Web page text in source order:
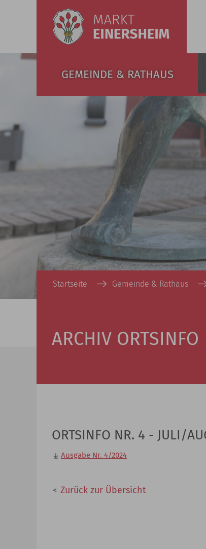
GEMEINDE & RATHAUS
Startseite Gemeinde & Rathaus
ARCHIV ORTSINFO
ORTSINFO NR. 4 - JULI/
Ausgabe Nr. 4/2024
Zurück zur Übersicht